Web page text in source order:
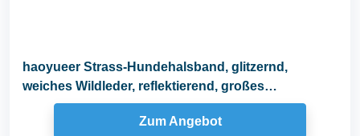
haoyueer Strass-Hundehalsband, glitzernd,
weiches Wildleder, reflektierend, großes
Hundehalsband...
Zum Angebot